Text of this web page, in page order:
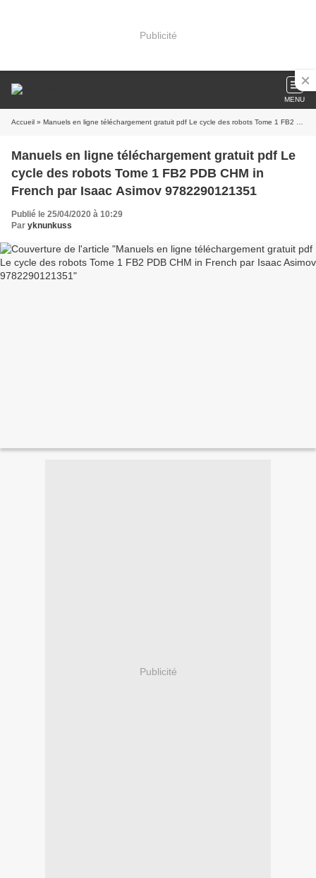
Publicité
MENU
Accueil » Manuels en ligne téléchargement gratuit pdf Le cycle des robots Tome 1 FB2 PDB CHM in French par Isaac Asimov 9782290121351
Manuels en ligne téléchargement gratuit pdf Le
cycle des robots Tome 1 FB2 PDB CHM in
French par Isaac Asimov 9782290121351
Publié le 25/04/2020 à 10:29
Par yknunkuss
Publicité